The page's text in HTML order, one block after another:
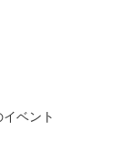
ベント